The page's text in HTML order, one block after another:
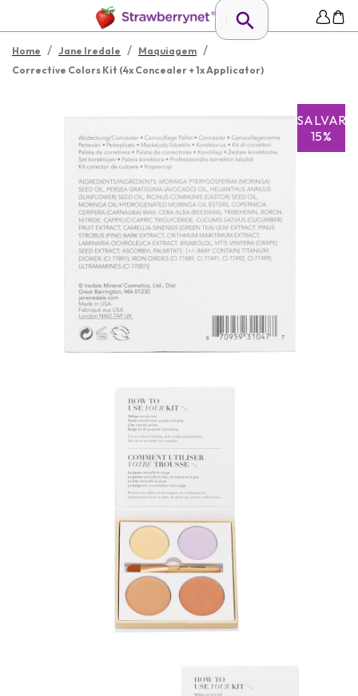
Home / Jane Iredale / Maquiagem /
Corrective Colors Kit (4x Concealer + 1x Applicator)
SALVAR
15%